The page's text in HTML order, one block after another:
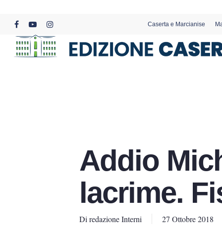
content
facebookyoutubeinstagram
Caserta e Marcianise
Addio
lacrime.
Di redazione Interni 27 Ottobre 2018